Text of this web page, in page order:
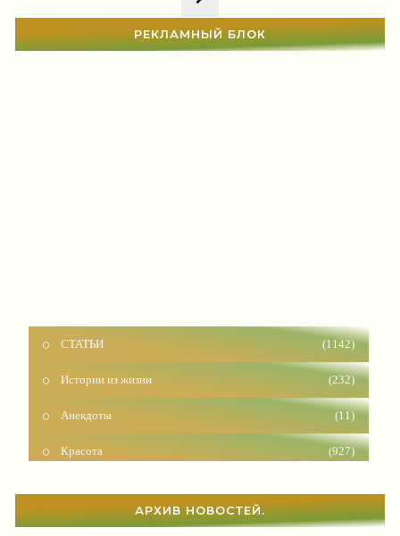
РЕКЛАМНЫЙ БЛОК
Истории из жизни (232)
Анекдоты (11)
Красота (927)
Отношения (1604)
Наши дети (1818)
Карьера (96)
АРХИВ НОВОСТЕЙ.